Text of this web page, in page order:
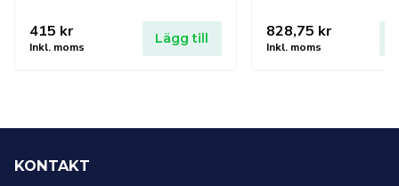
415 kr
Inkl. moms
Lägg till 828,75 kr
Inkl. moms
KONTAKT